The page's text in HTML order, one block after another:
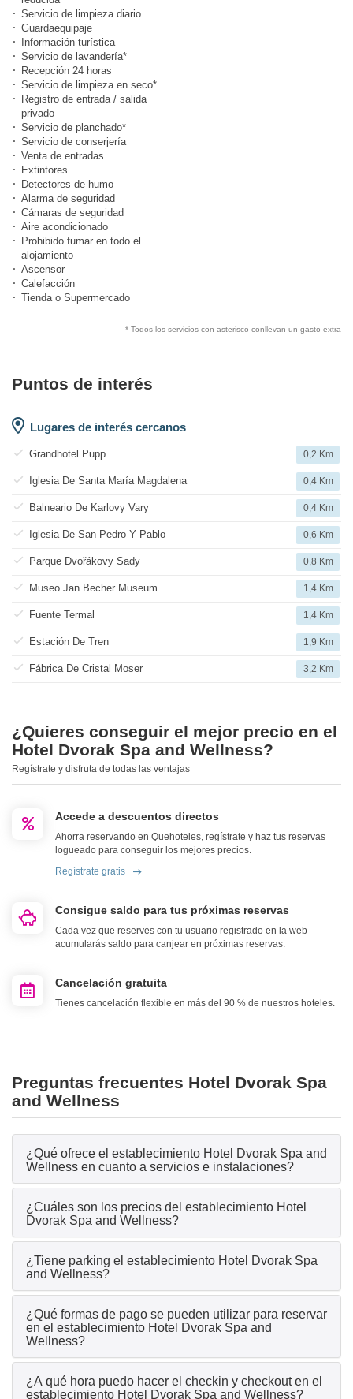
Servicio de limpieza diario
Guardaequipaje
Información turística
Servicio de lavandería*
Recepción 24 horas
Servicio de limpieza en seco*
Registro de entrada / salida
privado
Servicio de planchado*
Servicio de conserjería
Venta de entradas
Extintores
Detectores de humo
Alarma de seguridad
Cámaras de seguridad
Aire acondicionado
Prohibido fumar en todo el
alojamiento
Ascensor
Calefacción
Tienda o Supermercado
* Todos los servicios con asterisco conllevan un gasto extra
Puntos de interés
Lugares de interés cercanos
Grandhotel Pupp 0,2 Km
Iglesia De Santa María Magdalena 0,4 Km
Balneario De Karlovy Vary 0,4 Km
Iglesia De San Pedro Y Pablo 0,6 Km
Parque Dvořákovy Sady 0,8 Km
Museo Jan Becher Museum 1,4 Km
Fuente Termal 1,4 Km
Estación De Tren 1,9 Km
Fábrica De Cristal Moser 3,2 Km
¿Quieres conseguir el mejor precio en el
Hotel Dvorak Spa and Wellness?
Regístrate y disfruta de todas las ventajas
Accede a descuentos directos
Ahorra reservando en Quehoteles, regístrate y haz tus reservas
logueado para conseguir los mejores precios.
Regístrate gratis
Consigue saldo para tus próximas reservas
Cada vez que reserves con tu usuario registrado en la web
acumularás saldo para canjear en próximas reservas.
Cancelación gratuita
Tienes cancelación flexible en más del 90 % de nuestros hoteles.
Preguntas frecuentes Hotel Dvorak Spa
and Wellness
¿Qué ofrece el establecimiento Hotel Dvorak Spa and
Wellness en cuanto a servicios e instalaciones?
¿Cuáles son los precios del establecimiento Hotel
Dvorak Spa and Wellness?
¿Tiene parking el establecimiento Hotel Dvorak Spa
and Wellness?
¿Qué formas de pago se pueden utilizar para reservar
en el establecimiento Hotel Dvorak Spa and
Wellness?
¿A qué hora puedo hacer el checkin y checkout en el
establecimiento Hotel Dvorak Spa and Wellness?